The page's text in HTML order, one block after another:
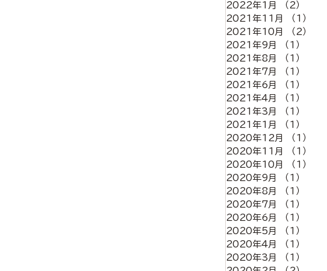
2022年1月
（2）
2021年11月
（1）
2021年10月
（2）
2021年9月
（1）
2021年8月
（1）
2021年7月
（1）
2021年6月
（1）
2021年4月
（1）
2021年3月
（1）
2021年1月
（1）
2020年12月
（1）
2020年11月
（1）
2020年10月
（1）
2020年9月
（1）
2020年8月
（1）
2020年7月
（1）
2020年6月
（1）
2020年5月
（1）
2020年4月
（1）
2020年3月
（1）